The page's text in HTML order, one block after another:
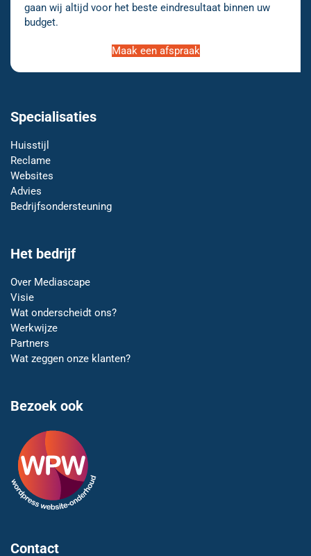
gaan wij altijd voor het beste eindresultaat binnen uw
budget.
Maak een afspraak
Specialisaties
Huisstijl
Reclame
Websites
Advies
Bedrijfsondersteuning
Het bedrijf
Over Mediascape
Visie
Wat onderscheidt ons?
Werkwijze
Partners
Wat zeggen onze klanten?
Bezoek ook
Contact